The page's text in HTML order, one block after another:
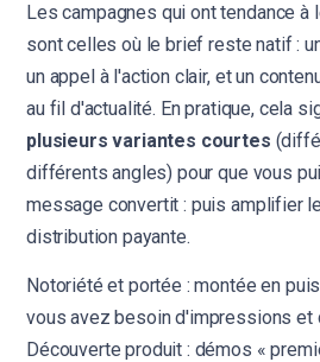
Les campagnes qui ont tendance à
sont celles où le brief reste natif :
un appel à l'action clair, et un
au fil d'actualité. En pratique, cela
plusieurs variantes courtes
différents angles) pour que vous
message convertit : puis amplifier
distribution payante.
Notoriété et portée : montée en
vous avez besoin d'impressions et
Découverte produit : démos «